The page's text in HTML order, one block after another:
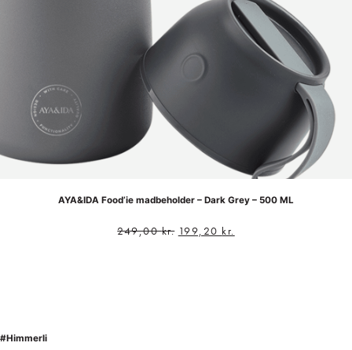
AYA&IDA Food’ie madbeholder – Dark Grey – 500 ML
249,00kr. 199,20 kr.
#Himmerli